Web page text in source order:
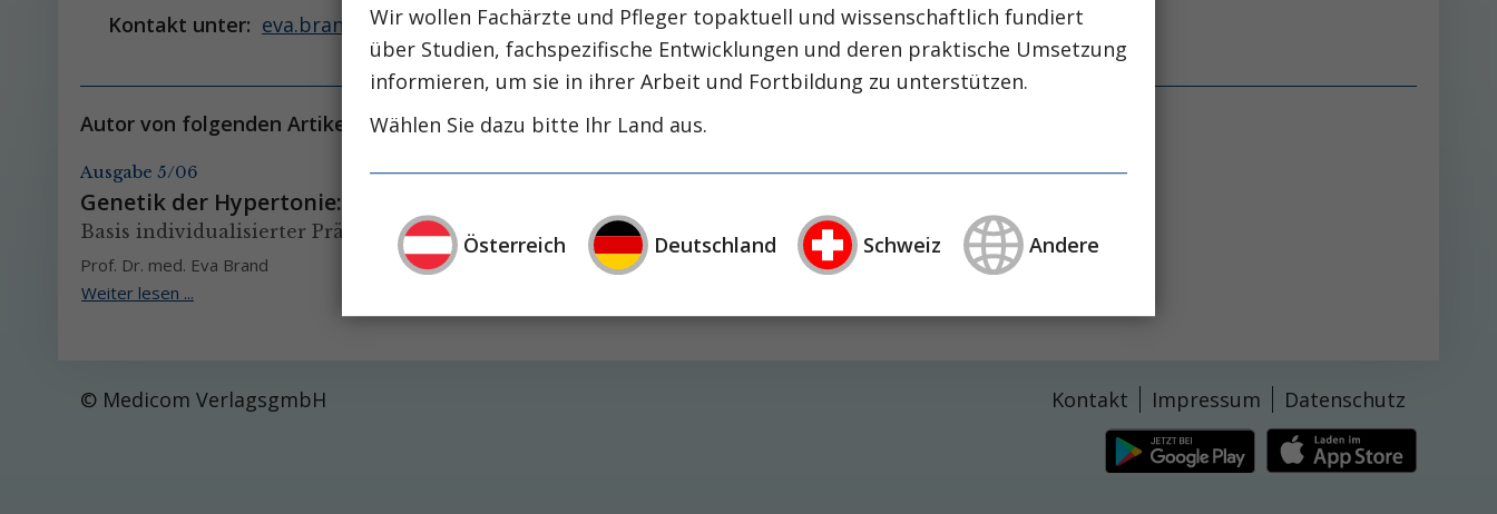
Kontakt unter: eva.brand@ukmuenster.de
Autor von folgenden Artikeln:
Ausgabe 5/06
Genetik der Hypertonie:
Basis individualisierter Präventions- und Therapiekonzepte
Prof. Dr. med. Eva Brand
Weiter lesen ...
© Medicom VerlagsgmbH Kontakt Impressum Datenschutz
Wir wollen Fachärzte und Pfleger topaktuell und wissenschaftlich fundiert
über Studien, fachspezifische Entwicklungen und deren praktische Umsetzung
informieren, um sie in ihrer Arbeit und Fortbildung zu unterstützen.
Wählen Sie dazu bitte Ihr Land aus.
Österreich Deutschland Schweiz Andere